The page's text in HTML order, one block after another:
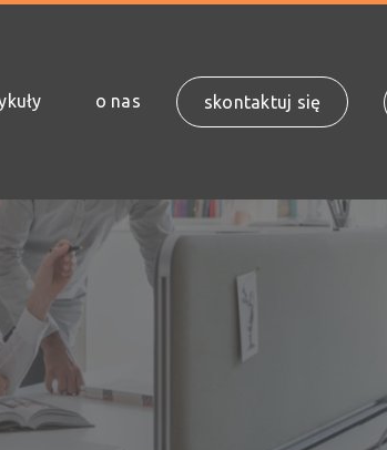
o nas skontaktuj się